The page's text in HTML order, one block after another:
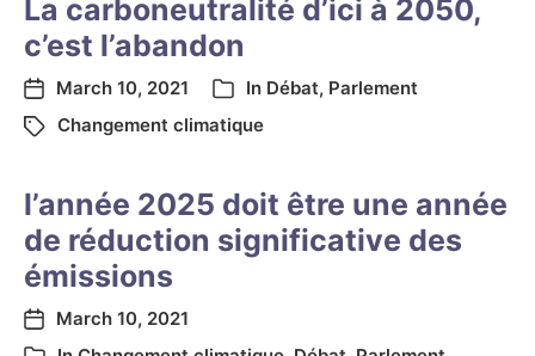
La carboneutralité d’ici à 2050,
c’est l’abandon
March 10, 2021 In Débat, Parlement
Changement climatique
l’année 2025 doit être une année
de réduction significative des
émissions
March 10, 2021